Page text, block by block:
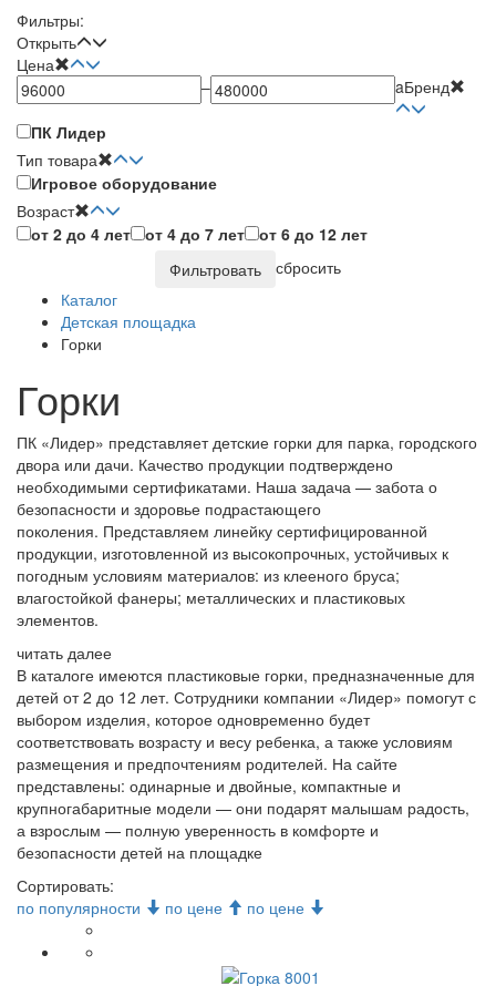
Фильтры:
Открыть
Цена
–
aБренд
ПК Лидер
Тип товара
Игровое оборудование
Возраст
от 2 до 4 лет
от 4 до 7 лет
от 6 до 12 лет
Фильтровать
сбросить
Каталог
Детская площадка
Горки
Горки
ПК «Лидер» представляет детские горки для парка, городского
двора или дачи. Качество продукции подтверждено
необходимыми сертификатами. Наша задача — забота о
безопасности и здоровье подрастающего
поколения. Представляем линейку сертифицированной
продукции, изготовленной из высокопрочных, устойчивых к
погодным условиям материалов: из клееного бруса;
влагостойкой фанеры; металлических и пластиковых
элементов.
читать далее
В каталоге имеются пластиковые горки, предназначенные для
детей от 2 до 12 лет. Сотрудники компании «Лидер» помогут с
выбором изделия, которое одновременно будет
соответствовать возрасту и весу ребенка, а также условиям
размещения и предпочтениям родителей. На сайте
представлены: одинарные и двойные, компактные и
крупногабаритные модели — они подарят малышам радость,
а взрослым — полную уверенность в комфорте и
безопасности детей на площадке
Сортировать:
по популярности
по цене по цене